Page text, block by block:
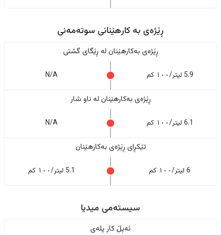
ڕێژەى به کارهێنانی سوتەمەنی
ڕێژەى بەکارهێنان له ڕێگای گشتی
5.9 لیتر/١٠٠ کم N/A
ڕێژەى بەکارهێنان له ناو شار
6.1 لیتر/١٠٠ کم N/A
تێکڕای ڕێژەى بەکارهێنان
6 لیتر/١٠٠ کم 5.1 لیتر/١٠٠ کم
سیستەمی میدیا
ئەپڵ کار پلەی